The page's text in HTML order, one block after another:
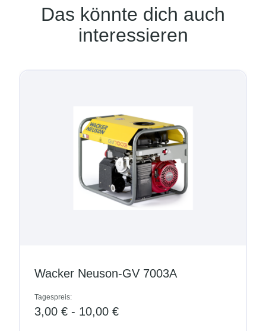
Das könnte dich auch
interessieren
Wacker Neuson-GV 7003A
Tagespreis:
3,00 € - 10,00 €